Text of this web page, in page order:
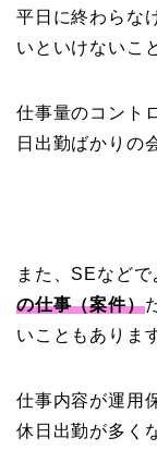
平日に終わらな
いといけないこ
仕事量のコント
日出勤ばかりの
また、SEなどで
の仕事（案件）
いこともありま
仕事内容が運用
休日出勤が多く